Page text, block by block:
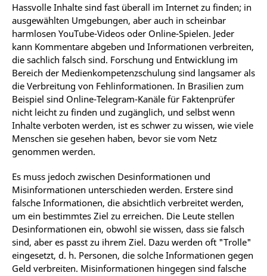
Hassvolle Inhalte sind fast überall im Internet zu finden; in
ausgewählten Umgebungen, aber auch in scheinbar
harmlosen YouTube-Videos oder Online-Spielen. Jeder
kann Kommentare abgeben und Informationen verbreiten,
die sachlich falsch sind. Forschung und Entwicklung im
Bereich der Medienkompetenzschulung sind langsamer als
die Verbreitung von Fehlinformationen. In Brasilien zum
Beispiel sind Online-Telegram-Kanäle für Faktenprüfer
nicht leicht zu finden und zugänglich, und selbst wenn
Inhalte verboten werden, ist es schwer zu wissen, wie viele
Menschen sie gesehen haben, bevor sie vom Netz
genommen werden.
Es muss jedoch zwischen Desinformationen und
Misinformationen unterschieden werden. Erstere sind
falsche Informationen, die absichtlich verbreitet werden,
um ein bestimmtes Ziel zu erreichen. Die Leute stellen
Desinformationen ein, obwohl sie wissen, dass sie falsch
sind, aber es passt zu ihrem Ziel. Dazu werden oft "Trolle"
eingesetzt, d. h. Personen, die solche Informationen gegen
Geld verbreiten. Misinformationen hingegen sind falsche